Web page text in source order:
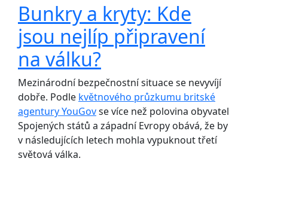
Bunkry a kryty: Kde
jsou nejlíp připravení
na válku?
Mezinárodní bezpečnostní situace se nevyvíjí
dobře. Podle květnového průzkumu britské
agentury YouGovse více než polovina obyvatel
Spojených států a západní Evropy obává, že by
v následujících letech mohla vypuknout třetí
světová válka.